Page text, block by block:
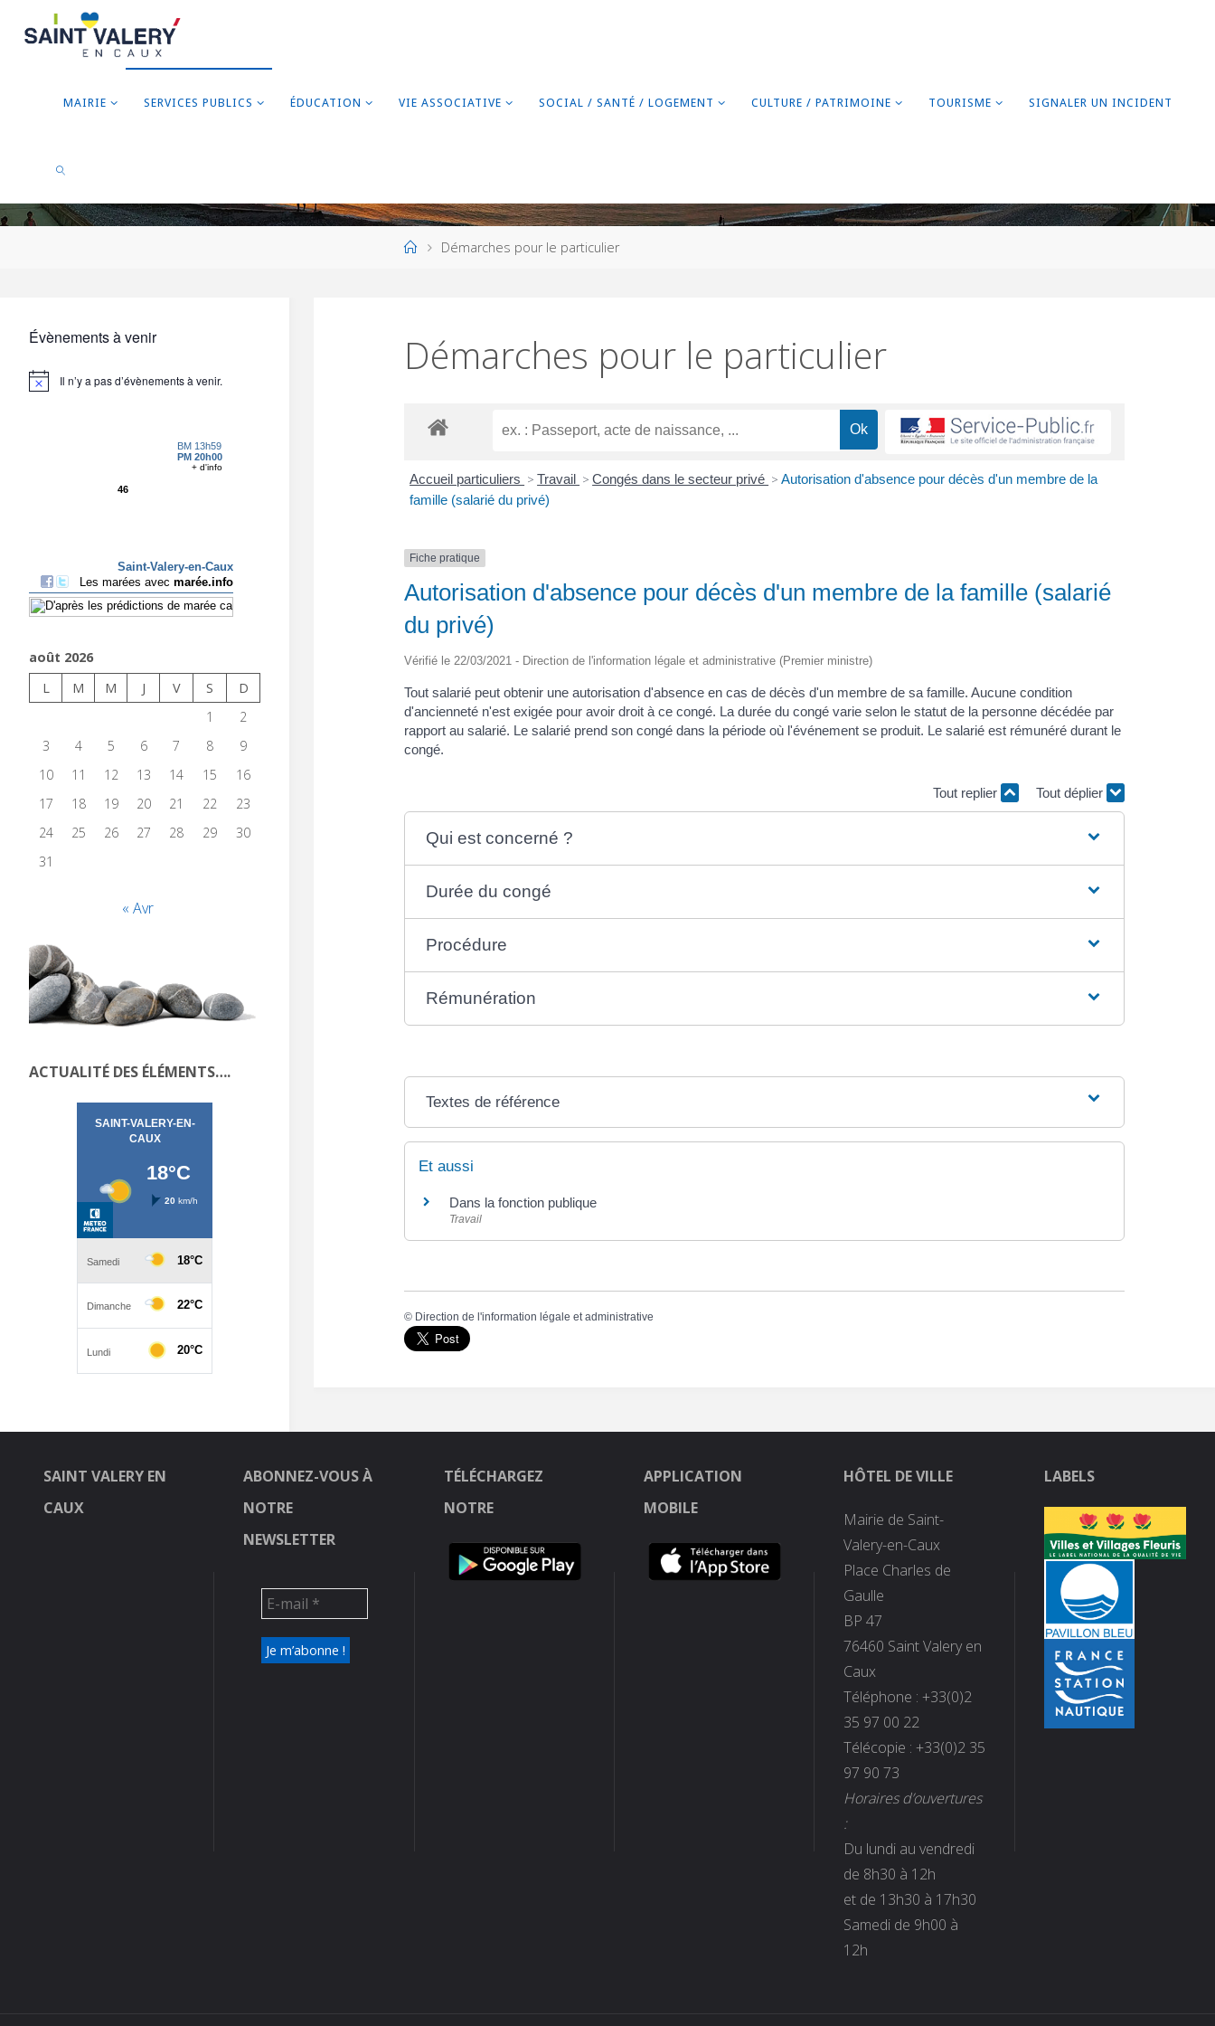
MAIRIE SERVICES PUBLICS ÉDUCATION VIE ASSOCIATIVE SOCIAL / SANTÉ / LOGEMENT CULTURE / PATRIMOINE TOURISME SIGNALER UN INCIDENT
HomeDémarches pour le particulier
Démarches pour le particulier
Accueil particuliers > Travail > Congés dans le secteur privé > Autorisation d'absence pour décès d'un membre de la
famille (salarié du privé)
Fiche pratique
Autorisation d'absence pour décès d'un membre de la famille (salarié
du privé)
Vérifié le 22/03/2021 - Direction de l'information légale et administrative (Premier ministre)
Tout salarié peut obtenir une autorisation d'absence en cas de décès d'un membre de sa famille. Aucune condition
d'ancienneté n'est exigée pour avoir droit à ce congé. La durée du congé varie selon le statut de la personne décédée par
rapport au salarié. Le salarié prend son congé dans la période où l'événement se produit. Le salarié est rémunéré durant le
congé.
Tout replier Tout déplier
Qui est concerné ?
Durée du congé
Procédure
Rémunération
Textes de référence
Et aussi
Dans la fonction publique
Travail
© Direction de l'information légale et administrative
Évènements à venir
Il n’y a pas d’évènements à venir.
août 2026
L
M M J V S
D
1
2
3
4 5 6 7 8
9
10
11 12 13 14 15
16
17
18 19 20 21 22
23
24
25 26 27 28 29
30
31
« Avr
ACTUALITÉ DES ÉLÉMENTS….
SAINT VALERY EN
CAUX
ABONNEZ-VOUS À
NOTRE
NEWSLETTER
TÉLÉCHARGEZ
NOTRE
APPLICATION
MOBILE
HÔTEL DE VILLE
Mairie de Saint-
Valery-en-Caux
Place Charles de
Gaulle
BP 47
76460 Saint Valery en
Caux
Téléphone : +33(0)2
35 97 00 22
Télécopie : +33(0)2 35
97 90 73
Horaires d’ouvertures
:
Du lundi au vendredi
de 8h30 à 12h
et de 13h30 à 17h30
Samedi de 9h00 à
12h
LABELS